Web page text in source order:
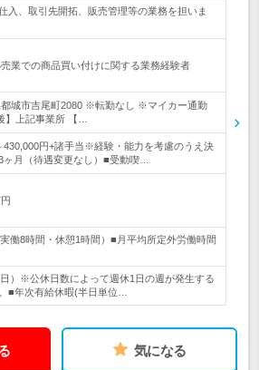
入、取引先開拓、販売管理等の業務を担いま
業での商品買い付けに関する業務経験者
都城市吉尾町2080 ※転勤なし ※マイカー通勤
】上記事業所 【…
430,000円+諸手当※経験・能力を考慮のうえ決
月（待遇変更なし）■受動喫…
働8時間・休憩1時間）■月平均所定外労働時間
）※公休日数によって週休1日の週が発生する
■年次有給休暇(半日単位…
気になる